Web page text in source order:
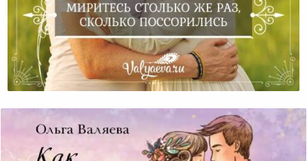
Миритесь Столько Же Раз, Сколько Поссорились